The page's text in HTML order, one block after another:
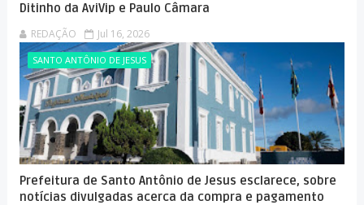
Ditinho da AviVip e Paulo Câmara
REDAÇÃO Jul 16, 2026
SANTO ANTÔNIO DE JESUS
Prefeitura de Santo Antônio de Jesus esclarece, sobre
notícias divulgadas acerca da compra e pagamento